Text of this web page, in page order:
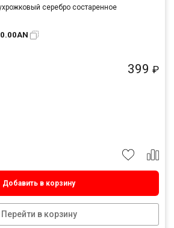
серебро состаренное
399 ₽
Добавить в корзину
Перейти в корзину